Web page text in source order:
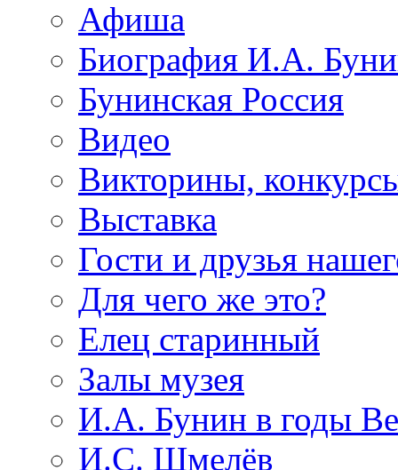
Афиша
Биография И.А.
Бунинская Россия
Видео
Викторины,
Выставка
Гости и друзья
Для чего же это?
Елец старинный
Залы музея
И.А. Бунин в годы
И.С. Шмелёв